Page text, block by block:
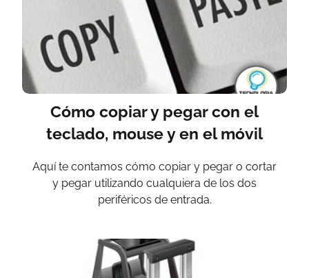
Cómo copiar y pegar con el
teclado, mouse y en el móvil
Aquí te contamos cómo copiar y pegar o cortar
y pegar utilizando cualquiera de los dos
periféricos de entrada.